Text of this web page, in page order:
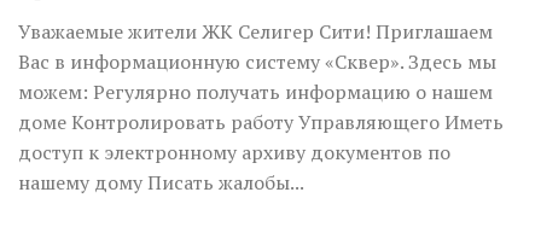
Уважаемые жители ЖК Селигер Сити! Приглашаем
Вас в информационную систему «Сквер». Здесь мы
можем: Регулярно получать информацию о нашем
доме Контролировать работу Управляющего Иметь
доступ к электронному архиву документов по
нашему дому Писать жалобы...